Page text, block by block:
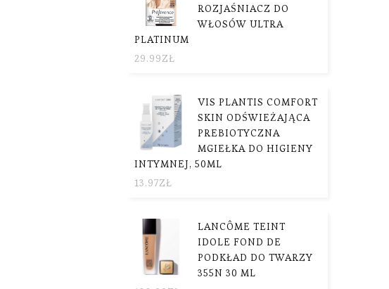
ROZJAŚNIACZ DO
WŁOSÓW ULTRA
PLATINUM
29.99ZŁ
VIS PLANTIS COMFORT
SKIN ODŚWIEŻAJĄCA
PREBIOTYCZNA
MGIEŁKA DO HIGIENY
INTYMNEJ, 50ML
13.97ZŁ
LANCÔME TEINT
IDOLE FOND DE
PODKŁAD DO TWARZY
355N 30 ML